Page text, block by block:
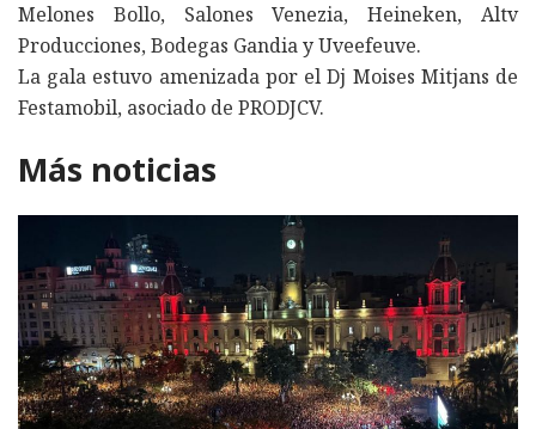
Melones Bollo, Salones Venezia, Heineken, Altv
Producciones, Bodegas Gandia y Uveefeuve.
La gala estuvo amenizada por el Dj Moises Mitjans de
Festamobil, asociado de PRODJCV.
Más noticias